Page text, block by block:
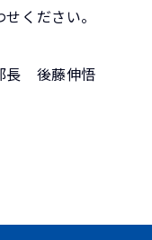
ください。
長 後藤伸悟